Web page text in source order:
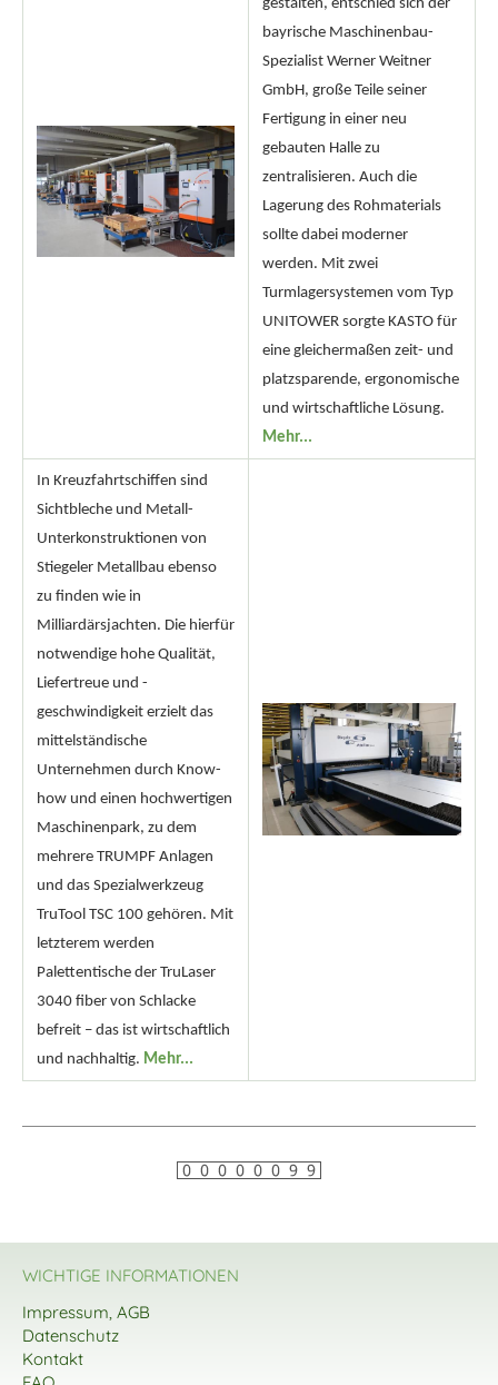
gestalten, entschied sich der
bayrische Maschinenbau-
Spezialist Werner Weitner
GmbH, große Teile seiner
Fertigung in einer neu
gebauten Halle zu
zentralisieren. Auch die
Lagerung des Rohmaterials
sollte dabei moderner
werden. Mit zwei
Turmlagersystemen vom Typ
UNITOWER sorgte KASTO für
eine gleichermaßen zeit- und
platzsparende, ergonomische
und wirtschaftliche Lösung.
Mehr...
In Kreuzfahrtschiffen sind
Sichtbleche und Metall-
Unterkonstruktionen von
Stiegeler Metallbau ebenso
zu finden wie in
Milliardärsjachten. Die hierfür
notwendige hohe Qualität,
Liefertreue und -
geschwindigkeit erzielt das
mittelständische
Unternehmen durch Know-
how und einen hochwertigen
Maschinenpark, zu dem
mehrere TRUMPF Anlagen
und das Spezialwerkzeug
TruTool TSC 100 gehören. Mit
letzterem werden
Palettentische der TruLaser
3040 fiber von Schlacke
befreit – das ist wirtschaftlich
und nachhaltig. Mehr...
WICHTIGE INFORMATIONEN
Impressum, AGB
Datenschutz
Kontakt